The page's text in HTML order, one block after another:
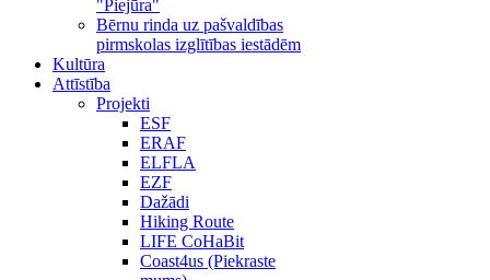
"Piejūra"
Bērnu rinda uz pašvaldības
pirmskolas izglītības iestādēm
Kultūra
Attīstība
Projekti
ESF
ERAF
ELFLA
EZF
Dažādi
Hiking Route
LIFE CoHaBit
Coast4us (Piekraste